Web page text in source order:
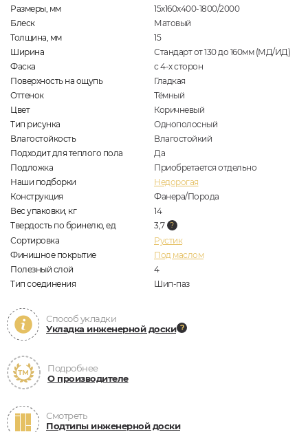
Размеры, мм
15х160х400-1800/2000
Блеск
Матовый
Толщина, мм
15
Ширина
Стандарт от 130 до 160мм (МД/ИД)
Фаска
с 4-х сторон
Поверхность на ощупь
Гладкая
Оттенок
Тёмный
Цвет
Коричневый
Тип рисунка
Однополосный
Влагостойкость
Влагостойкий
Подходит для теплого пола
Да
Подложка
Приобретается отдельно
Наши подборки
Недорогая
Конструкция
Фанера/Порода
Вес упаковки, кг
14
Твердость по бринелю, ед
3,7
Сортировка
Рустик
Финишное покрытие
Под маслом
Полезный слой
4
Тип соединения
Шип-паз
Способ укладки
Укладка инженерной доски
Подробнее
О производителе
Смотреть
Подтипы инженерной доски